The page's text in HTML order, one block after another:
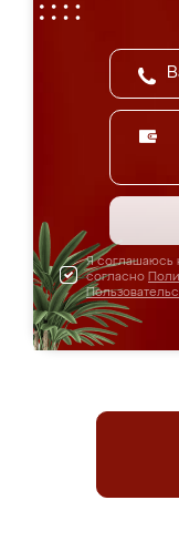
Я соглашаюсь
согласно